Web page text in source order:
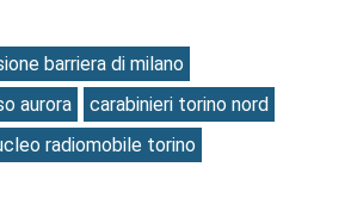
barriera di milano
aurora
carabinieri torino nord
radiomobile torino